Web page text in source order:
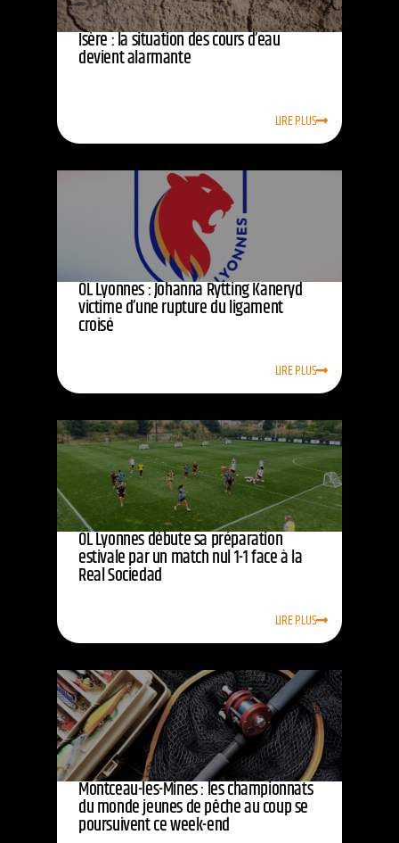
Isère : la situation des cours d’eau
devient alarmante
LIRE PLUS
OL Lyonnes : Johanna Rytting Kaneryd
victime d’une rupture du ligament
croisé
LIRE PLUS
OL Lyonnes débute sa préparation
estivale par un match nul 1-1 face à la
Real Sociedad
LIRE PLUS
Montceau-les-Mines : les championnats
du monde jeunes de pêche au coup se
poursuivent ce week-end